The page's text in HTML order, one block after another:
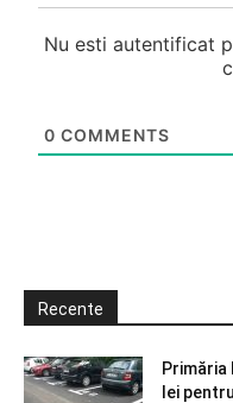
Nu esti autentificat
0 COMMENTS
Recente
Primăria
lei